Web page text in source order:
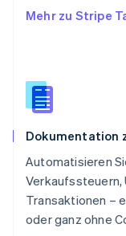
Mehr zu Stripe
Dokumentation
Automatisieren
Verkaufssteuern,
Transaktionen –
oder ganz ohne
Slowakei
China
Spanien
EspañolEnglish
Thailand
English